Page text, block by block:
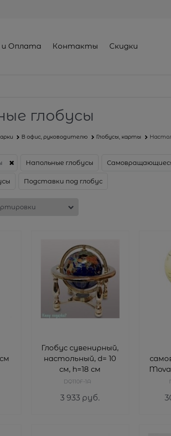
и Оплата Контакты Скидки
глобусы
В офис, руководителю Глобусы, карты
Напольные глобусы
Подставки под глобус
Глобус сувенирный,
настольный, d= 10
см, h=18 см
DQ110F-1A
3 933 руб.
Mova